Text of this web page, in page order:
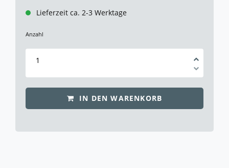
Lieferzeit ca. 2-3 Werktage
Anzahl
IN DEN WARENKORB